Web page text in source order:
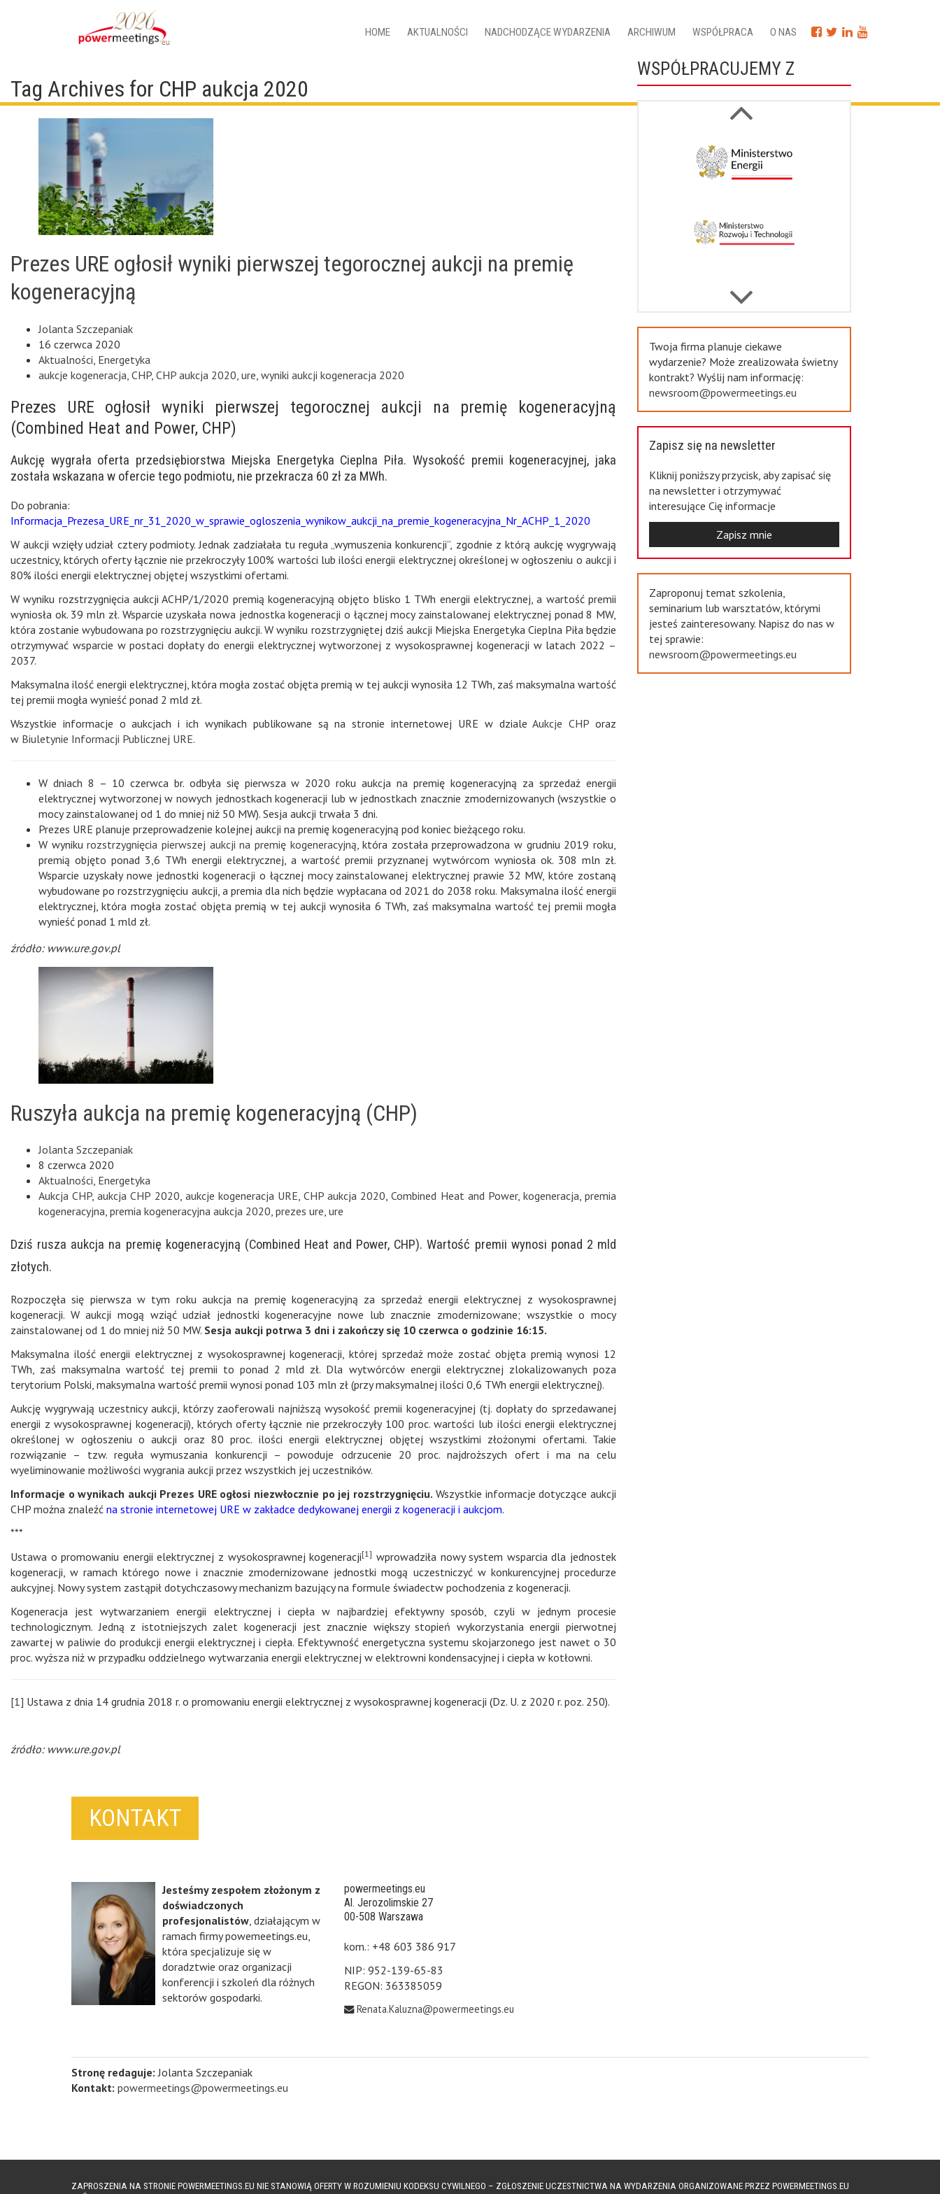
HOME AKTUALNOŚCI NADCHODZĄCE WYDARZENIA ARCHIWUM WSPÓŁPRACA O NAS
Tag Archives for CHP aukcja 2020
Prezes URE ogłosił wyniki pierwszej tegorocznej aukcji na premię
kogeneracyjną
Jolanta Szczepaniak
16 czerwca 2020
Aktualności Energetyka
aukcje kogeneracja CHP, CHP aukcja 2020 ure wyniki aukcji kogeneracja 2020
Prezes URE ogłosił wyniki pierwszej tegorocznej aukcji na premię kogeneracyjną
(Combined Heat and Power, CHP)
Aukcję wygrała oferta przedsiębiorstwa Miejska Energetyka Cieplna Piła. Wysokość premii kogeneracyjnej, jaka
została wskazana w ofercie tego podmiotu, nie przekracza 60 zł za MWh.
Do pobrania:
Informacja_Prezesa_URE_nr_31_2020_w_sprawie_ogloszenia_wynikow_aukcji_na_premie_kogeneracyjna_Nr_ACHP_1_2020
W aukcji wzięły udział cztery podmioty. Jednak zadziałała tu reguła „wymuszenia konkurencji”, zgodnie z którą aukcję wygrywają
uczestnicy, których oferty łącznie nie przekroczyły 100% wartości lub ilości energii elektrycznej określonej w ogłoszeniu o aukcji i
80% ilości energii elektrycznej objętej wszystkimi ofertami.
W wyniku rozstrzygnięcia aukcji ACHP/1/2020 premią kogeneracyjną objęto blisko 1 TWh energii elektrycznej, a wartość premii
wyniosła ok. 39 mln zł. Wsparcie uzyskała nowa jednostka kogeneracji o łącznej mocy zainstalowanej elektrycznej ponad 8 MW,
która zostanie wybudowana po rozstrzygnięciu aukcji. W wyniku rozstrzygniętej dziś aukcji Miejska Energetyka Cieplna Piła będzie
otrzymywać wsparcie w postaci dopłaty do energii elektrycznej wytworzonej z wysokosprawnej kogeneracji w latach 2022 –
2037.
Maksymalna ilość energii elektrycznej, która mogła zostać objęta premią w tej aukcji wynosiła 12 TWh, zaś maksymalna wartość
tej premii mogła wynieść ponad 2 mld zł.
Wszystkie informacje o aukcjach i ich wynikach publikowane są na stronie internetowej URE w dzialeAukcje CHPoraz
w Biuletynie Informacji Publicznej URE.
W dniach 8 – 10 czerwca br. odbyła się pierwsza w 2020 roku aukcja na premię kogeneracyjną za sprzedaż energii
elektrycznej wytworzonej w nowych jednostkach kogeneracji lub w jednostkach znacznie zmodernizowanych (wszystkie o
mocy zainstalowanej od 1 do mniej niż 50 MW). Sesja aukcji trwała 3 dni.
Prezes URE planuje przeprowadzenie kolejnej aukcji na premię kogeneracyjną pod koniec bieżącego roku.
W wynikurozstrzygnięcia pierwszej aukcji na premię kogeneracyjną, która została przeprowadzona w grudniu 2019 roku,
premią objęto ponad 3,6 TWh energii elektrycznej, a wartość premii przyznanej wytwórcom wyniosła ok. 308 mln zł.
Wsparcie uzyskały nowe jednostki kogeneracji o łącznej mocy zainstalowanej elektrycznej prawie 32 MW, które zostaną
wybudowane po rozstrzygnięciu aukcji, a premia dla nich będzie wypłacana od 2021 do 2038 roku. Maksymalna ilość energii
elektrycznej, która mogła zostać objęta premią w tej aukcji wynosiła 6 TWh, zaś maksymalna wartość tej premii mogła
wynieść ponad 1 mld zł.
źródło: www.ure.gov.pl
Ruszyła aukcja na premię kogeneracyjną (CHP)
Jolanta Szczepaniak
8 czerwca 2020
Aktualności, Energetyka
Aukcja CHP,aukcja CHP 2020, aukcje kogeneracja URE, CHP aukcja 2020,Combined Heat and Power, kogeneracja, premia
kogeneracyjna, premia kogeneracyjna aukcja 2020, prezes ure, ure
Dziś rusza aukcja na premię kogeneracyjną (Combined Heat and Power, CHP). Wartość premii wynosi ponad 2 mld
złotych.
Rozpoczęła się pierwsza w tym roku aukcja na premię kogeneracyjną za sprzedaż energii elektrycznej z wysokosprawnej
kogeneracji. W aukcji mogą wziąć udział jednostki kogeneracyjne nowe lub znacznie zmodernizowane; wszystkie o mocy
zainstalowanej od 1 do mniej niż 50 MW. Sesja aukcji potrwa 3 dni i zakończy się 10 czerwca o godzinie 16:15.
Maksymalna ilość energii elektrycznej z wysokosprawnej kogeneracji, której sprzedaż może zostać objęta premią wynosi 12
TWh, zaś maksymalna wartość tej premii to ponad 2 mld zł. Dla wytwórców energii elektrycznej zlokalizowanych poza
terytorium Polski, maksymalna wartość premii wynosi ponad 103 mln zł (przy maksymalnej ilości 0,6 TWh energii elektrycznej).
Aukcję wygrywają uczestnicy aukcji, którzy zaoferowali najniższą wysokość premii kogeneracyjnej (tj. dopłaty do sprzedawanej
energii z wysokosprawnej kogeneracji), których oferty łącznie nie przekroczyły 100 proc. wartości lub ilości energii elektrycznej
określonej w ogłoszeniu o aukcji oraz 80 proc. ilości energii elektrycznej objętej wszystkimi złożonymi ofertami. Takie
rozwiązanie – tzw. reguła wymuszania konkurencji – powoduje odrzucenie 20 proc. najdroższych ofert i ma na celu
wyeliminowanie możliwości wygrania aukcji przez wszystkich jej uczestników.
Informacje o wynikach aukcji Prezes URE ogłosi niezwłocznie po jej rozstrzygnięciu. Wszystkie informacje dotyczące aukcji
CHP można znaleźć na stronie internetowej URE w zakładce dedykowanej energii z kogeneracji i aukcjom.
***
Ustawa o promowaniu energii elektrycznej z wysokosprawnej kogeneracji[1] wprowadziła nowy system wsparcia dla jednostek
kogeneracji, w ramach którego nowe i znacznie zmodernizowane jednostki mogą uczestniczyć w konkurencyjnej procedurze
aukcyjnej. Nowy system zastąpił dotychczasowy mechanizm bazujący na formule świadectw pochodzenia z kogeneracji.
Kogeneracja jest wytwarzaniem energii elektrycznej i ciepła w najbardziej efektywny sposób, czyli w jednym procesie
technologicznym. Jedną z istotniejszych zalet kogeneracji jest znacznie większy stopień wykorzystania energii pierwotnej
zawartej w paliwie do produkcji energii elektrycznej i ciepła. Efektywność energetyczna systemu skojarzonego jest nawet o 30
proc. wyższa niż w przypadku oddzielnego wytwarzania energii elektrycznej w elektrowni kondensacyjnej i ciepła w kotłowni.
[1] Ustawa z dnia 14 grudnia 2018 r. o promowaniu energii elektrycznej z wysokosprawnej kogeneracji (Dz. U. z 2020 r. poz. 250).
źródło: www.ure.gov.pl
WSPÓŁPRACUJEMY Z
Twoja firma planuje ciekawe
wydarzenie? Może zrealizowała świetny
kontrakt? Wyślij nam informację:
newsroom@powermeetings.eu
Zapisz się na newsletter
Kliknij poniższy przycisk, aby zapisać się
na newsletter i otrzymywać
interesujące Cię informacje
Zapisz mnie
Zaproponuj temat szkolenia,
seminarium lub warsztatów, którymi
jesteś zainteresowany. Napisz do nas w
tej sprawie:
newsroom@powermeetings.eu
KONTAKT
Jesteśmy zespołem złożonym z
doświadczonych
profesjonalistów , działającym w
ramach firmy powemeetings.eu,
która specjalizuje się w
doradztwie oraz organizacji
konferencji i szkoleń dla różnych
sektorów gospodarki.
powermeetings.eu
Al. Jerozolimskie 27
00-508 Warszawa
kom.: +48 603 386 917
NIP: 952-139-65-83
REGON: 363385059
Renata.Kaluzna@powermeetings.eu
Stronę redaguje: Jolanta Szczepaniak
Kontakt: powermeetings@powermeetings.eu
ZAPROSZENIA NA STRONIE POWERMEETINGS.EU NIE STANOWIĄ OFERTY W ROZUMIENIU KODEKSU CYWILNEGO – ZGŁOSZENIE UCZESTNICTWA NA WYDARZENIA ORGANIZOWANE PRZEZ POWERMEETINGS.EU